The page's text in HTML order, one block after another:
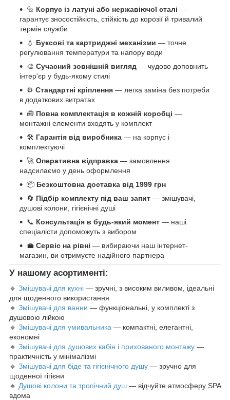
🔩 Корпус із латуні або нержавіючої сталі —
гарантує зносостійкість, стійкість до корозії й тривалий
термін служби
💧 Буксові та картриджні механізми — точне
регулювання температури та напору води
🎨 Сучасний зовнішній вигляд — чудово доповнить
інтер'єр у будь-якому стилі
⚙️ Стандартні кріплення — легка заміна без потреби
в додаткових витратах
🧰 Повна комплектація в кожній коробці —
монтажні елементи входять у комплект
🛠️ Гарантія від виробника — на корпус і
комплектуючі
🚀 Оперативна відправка — замовлення
надсилаємо у день оформлення
📦 Безкоштовна доставка від 1999 грн
🔄 Підбір комплекту під ваш запит — змішувачі,
душові колони, гігієнічні душі
📞 Консультація в будь-який момент — наші
спеціалісти допоможуть з вибором
💼 Сервіс на рівні — вибираючи наш інтернет-
магазин, ви отримуєте надійного партнера
У нашому асортименті:
🔹 Змішувачі для кухні — зручні, з високим виливом, ідеальні
для щоденного використання
🔹 Змішувачі для ванни — функціональні, у комплекті з
душовою лійкою
🔹 Змішувачі для умивальника — компактні, елегантні,
економні
🔹 Змішувачі для душових кабін і прихованого монтажу —
практичність у мінімалізмі
🔹 Змішувачі для біде та гігієнічного душу — зручно для
щоденної гігієни
🔹 Душові колони та тропічний душ — відчуйте атмосферу SPA
вдома